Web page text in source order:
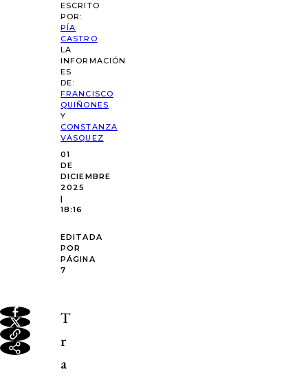
ESCRITO
POR:
PÍA
CASTRO
LA
INFORMACIÓN
ES
DE:
FRANCISCO
QUIÑONES
Y
CONSTANZA
VÁSQUEZ
01
DE
DICIEMBRE
2025
|
18:16
EDITADA
POR
PÁGINA
7
T
r
a